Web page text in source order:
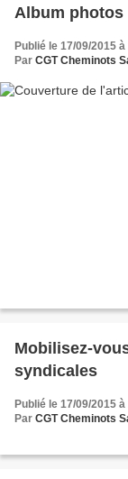
Album photos
Publié le 17/09/2015
Par CGT Cheminots
Mobilisez-
syndicales
Publié le 17/09/2015
Par CGT Cheminots